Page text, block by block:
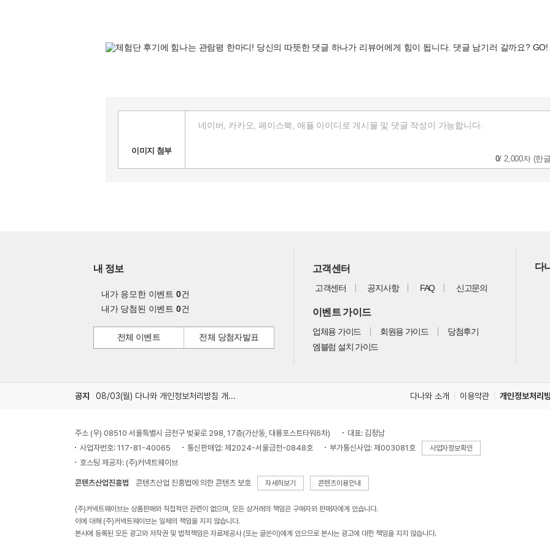
0/ 2,000자 (한
이미지 첨부
내 정보
내가 응모한 이벤트 0건
내가 당첨된 이벤트 0건
전체 이벤트 전체 당첨자발표
고객센터
고객센터 공지사항 FAQ 신고문의
이벤트 가이드
업체용 가이드 회원용 가이드
당첨후기
엠블럼 설치 가이드
다
공지 08/03(월) 다나와 개인정보처리방침 개정 안내 다나와 소개 이용약관 개인정보처리
주소 (우) 08510 서울특별시 금천구 벚꽃로 298, 17층(가산동, 대륭포스트타워6차)
대표: 김정남
사업자번호: 117-81-40065
통신판매업: 제2024-서울금천-0848호 부가통신사업: 제003081호 사업자정보확인
호스팅 제공자: (주)커넥트웨이브
콘텐츠산업진흥법 콘텐츠산업 진흥법에 의한 콘텐츠 보호 자세히보기 콘텐츠이용안내
(주)커넥트웨이브는 상품판매와 직접적인 관련이 없으며, 모든 상거래의 책임은 구매자와 판매자에게 있습니다.
이에 대해 (주)커넥트웨이브는 일체의 책임을 지지 않습니다.
본사에 등록된 모든 광고와 저작권 및 법적책임은 자료제공사 (또는 글쓴이)에게 있으므로 본사는 광고에 대한 책임을 지지 않습니다.